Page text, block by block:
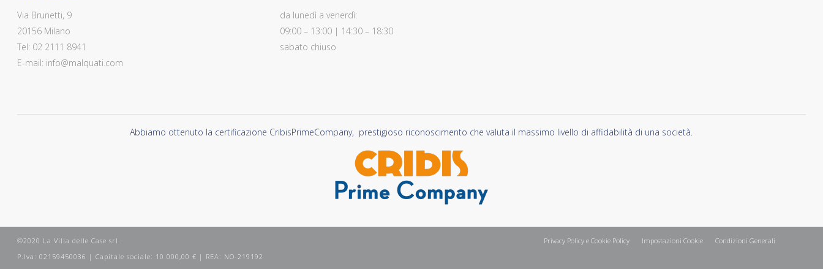
Via Brunetti, 9
20156 Milano
Tel: 02 2111 8941
E-mail: info@malquati.com
da lunedì a venerdì:
09:00 – 13:00 | 14:30 – 18:30
sabato chiuso
Abbiamo ottenuto la certificazione CribisPrimeCompany, prestigioso riconoscimento che valuta il massimo livello di affidabilità di una società.
©2020 La Villa delle Case srl.
P.Iva: 02159450036 | Capitale sociale: 10.000,00 € | REA: NO-219192
Privacy Policy e Cookie Policy Impostazioni Cookie Condizioni Generali